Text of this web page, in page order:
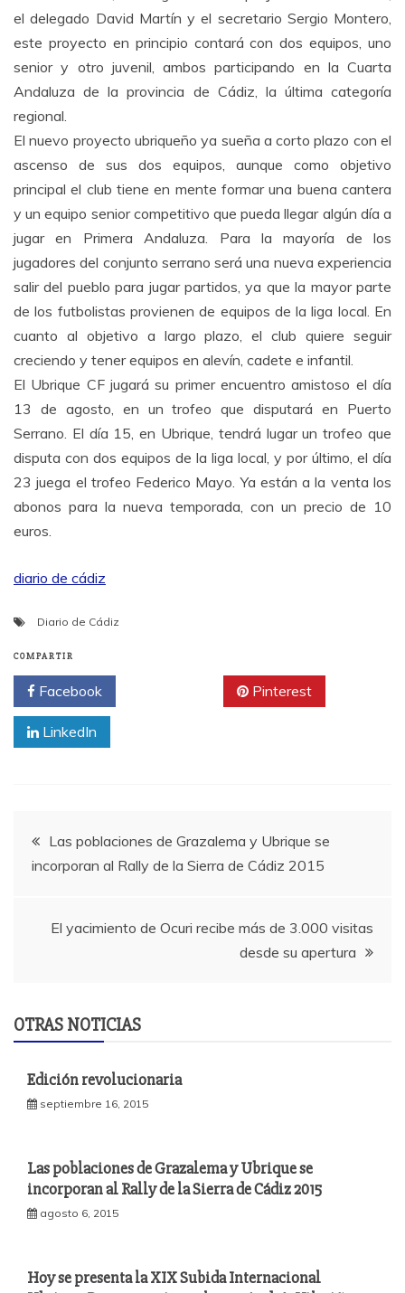
el delegado David Martín y el secretario Sergio Montero,
este proyecto en principio contará con dos equipos, uno
senior y otro juvenil, ambos participando en la Cuarta
Andaluza de la provincia de Cádiz, la última categoría
regional.
El nuevo proyecto ubriqueño ya sueña a corto plazo con el
ascenso de sus dos equipos, aunque como objetivo
principal el club tiene en mente formar una buena cantera
y un equipo senior competitivo que pueda llegar algún día a
jugar en Primera Andaluza. Para la mayoría de los
jugadores del conjunto serrano será una nueva experiencia
salir del pueblo para jugar partidos, ya que la mayor parte
de los futbolistas provienen de equipos de la liga local. En
cuanto al objetivo a largo plazo, el club quiere seguir
creciendo y tener equipos en alevín, cadete e infantil.
El Ubrique CF jugará su primer encuentro amistoso el día
13 de agosto, en un trofeo que disputará en Puerto
Serrano. El día 15, en Ubrique, tendrá lugar un trofeo que
disputa con dos equipos de la liga local, y por último, el día
23 juega el trofeo Federico Mayo. Ya están a la venta los
abonos para la nueva temporada, con un precio de 10
euros.
diario de cádiz
Diario de Cádiz
COMPARTIR
Facebook Pinterest
LinkedIn
Navegación
de
entradas
Las poblaciones de Grazalema y Ubrique se
incorporan al Rally de la Sierra de Cádiz 2015
El yacimiento de Ocuri recibe más de 3.000 visitas
desde su apertura
OTRAS NOTICIAS
Edición revolucionaria
septiembre 16, 2015
Las poblaciones de Grazalema y Ubrique se
incorporan al Rally de la Sierra de Cádiz 2015
agosto 6, 2015
Hoy se presenta la XIX Subida Internacional